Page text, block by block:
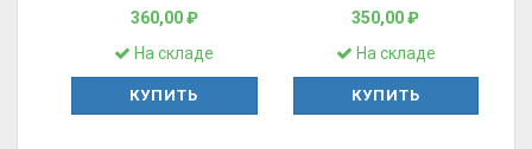
360,00 ₽
На складе
КУПИТЬ
350,00 ₽
На складе
КУПИТЬ